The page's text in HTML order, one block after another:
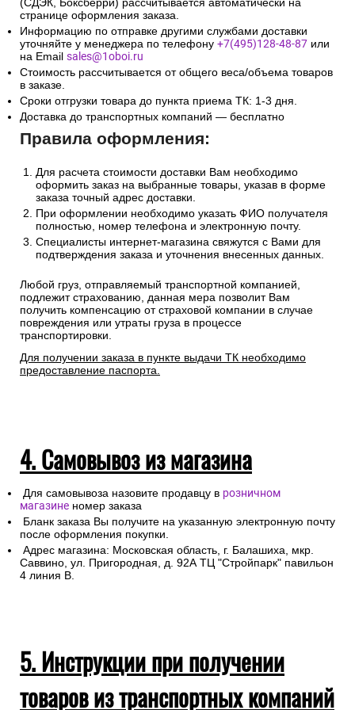
(СДЭК, Боксберри) рассчитывается автоматически на
странице оформления заказа.
Информацию по отправке другими службами доставки
уточняйте у менеджера по телефону +7(495)128-48-87 или
на Email sales@1oboi.ru
Стоимость рассчитывается от общего веса/объема товаров
в заказе.
Сроки отгрузки товара до пункта приема ТК: 1-3 дня.
Доставка до транспортных компаний — бесплатно
Правила оформления:
Для расчета стоимости доставки Вам необходимо
оформить заказ на выбранные товары, указав в форме
заказа точный адрес доставки.
При оформлении необходимо указать ФИО получателя
полностью, номер телефона и электронную почту.
Специалисты интернет-магазина свяжутся с Вами для
подтверждения заказа и уточнения внесенных данных.
Любой груз, отправляемый транспортной компанией,
подлежит страхованию, данная мера позволит Вам
получить компенсацию от страховой компании в случае
повреждения или утраты груза в процессе
транспортировки.
Для получении заказа в пункте выдачи ТК необходимо
предоставление паспорта.
4. Самовывоз из магазина
Для самовывоза назовите продавцу в розничном
магазине номер заказа
Бланк заказа Вы получите на указанную электронную почту
после оформления покупки.
Адрес магазина: Московская область, г. Балашиха, мкр.
Саввино, ул. Пригородная, д. 92А ТЦ "Стройпарк" павильон
4 линия В.
5. Инструкции при получении
товаров из транспортных компаний